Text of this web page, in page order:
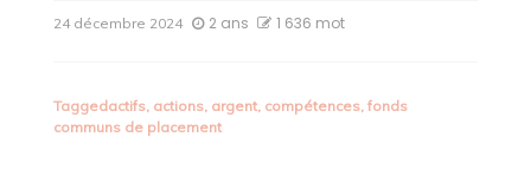
24 décembre 2024 2 ans 1 636 mot
Taggedactifs, actions, argent, compétences, fonds
communs de placement